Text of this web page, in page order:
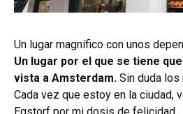
Un lugar magnífico con unos
Un lugar por el que se tiene
vista a Amsterdam. Sin duda
Cada vez que estoy en la ciudad,
Egstorf por mi dosis de felicidad.